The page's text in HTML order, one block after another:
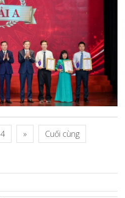
4 » Cuối cùng